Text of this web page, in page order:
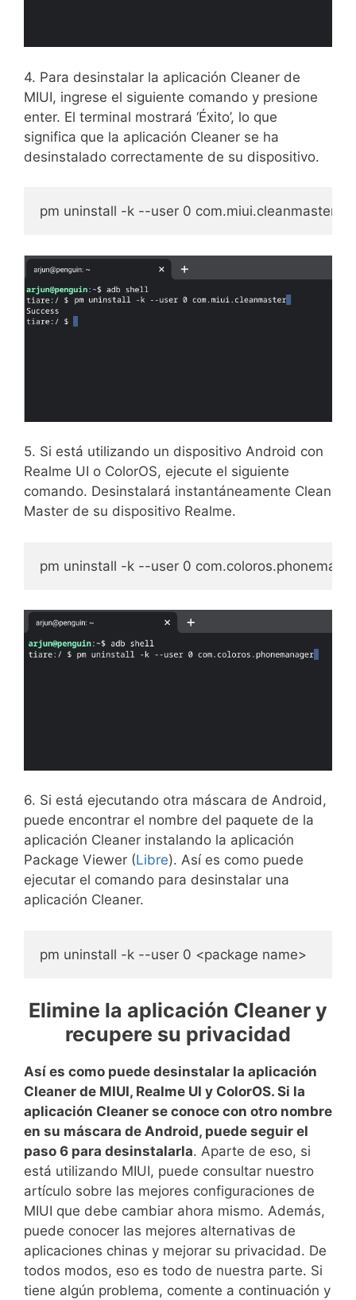
4. Para desinstalar la aplicación Cleaner de
MIUI, ingrese el siguiente comando y presione
enter. El terminal mostrará ‘Éxito’, lo que
significa que la aplicación Cleaner se ha
desinstalado correctamente de su dispositivo.
pm uninstall -k --user 0 com.miui.cleanmaster
5. Si está utilizando un dispositivo Android con
Realme UI o ColorOS, ejecute el siguiente
comando. Desinstalará instantáneamente Clean
Master de su dispositivo Realme.
pm uninstall -k --user 0
6. Si está ejecutando otra máscara de Android,
puede encontrar el nombre del paquete de la
aplicación Cleaner instalando la aplicación
Package Viewer (Libre). Así es como puede
ejecutar el comando para desinstalar una
aplicación Cleaner.
pm uninstall -k --user 0 <package name>
Elimine la aplicación Cleaner y
recupere su privacidad
Así es como puede desinstalar la aplicación
Cleaner de MIUI, Realme UI y ColorOS. Si la
aplicación Cleaner se conoce con otro nombre
en su máscara de Android, puede seguir el
paso 6 para desinstalarla. Aparte de eso, si
está utilizando MIUI, puede consultar nuestro
artículo sobre las mejores configuraciones de
MIUI que debe cambiar ahora mismo. Además,
puede conocer las mejores alternativas de
aplicaciones chinas y mejorar su privacidad. De
todos modos, eso es todo de nuestra parte. Si
tiene algún problema, comente a continuación y